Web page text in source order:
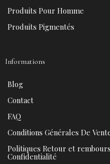
Produits Pour Homme
Produits Pigmentés
Informations
Blog
Contact
FAQ
Conditions Générales De
Politiques Retour et
Confidentialité